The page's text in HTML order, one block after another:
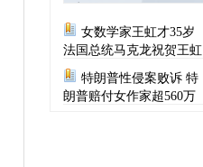
女数学家王虹才35岁
法国总统马克龙祝贺王虹
特朗普性侵案败诉 特
朗普赔付女作家超560万